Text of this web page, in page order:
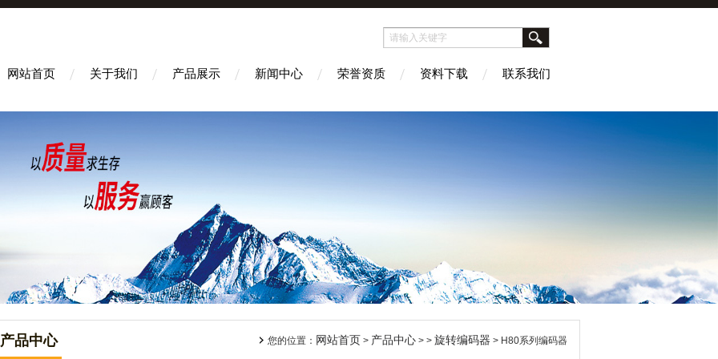
网站首页 关于我们 产品展示 新闻中心 荣誉资质 资料下载 联系我们
产品中心 您的位置： 网站首页 > 产品中心 > > 旋转编码器 > H80系列编码器